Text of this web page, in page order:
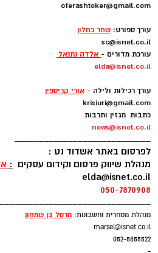
מצרכים (לכ-4 ופלים גדולים
1 ו-1/2 כוסות קמח
2 ביצים
1 כף סוכר
1 כפית תמצית וניל
1/4 כוס שמן (או חמאה מומסת)
1 כוס חלב
1 כף אבקת אפייה
קורט מלח
oferashtoker@gmail.com
עורך ספורט: שחר כחלון
sc@isnet.co.il
עורכת מדורים - אלדה נתנאל
elda@isnet.co.il
עורך רכילות ולילה - אורי קריספין
krisiuri@gmail.com
כתבות מגזין ותרבות
news@isnet.co.il
לפרסום באתר אשדוד נט :
מנהלת שיווק פרסום וקידום עסקים :
elda@isnet.co.il
050-7870908
_______________________________
מנהלת מסחרית וחשבונות: מרסל בן שמחון
marsel@isnet.co.il
052-5855522